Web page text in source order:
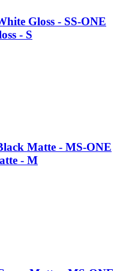
Gloss - SS-ONE
- S
Matte - MS-ONE
- M